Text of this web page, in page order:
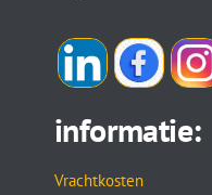
informatie:
Vrachtkosten